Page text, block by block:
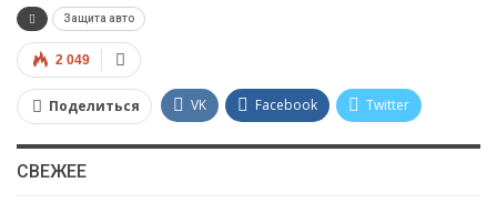
Защита авто
2 049
Поделиться VK Facebook Twitter
Google+ Viber WhatsApp
СВЕЖЕЕ